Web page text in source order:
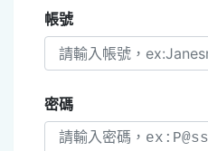
帳號
密碼